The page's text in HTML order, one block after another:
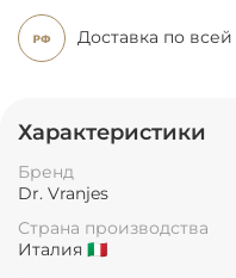
Доставка по всей
Характеристики
Бренд
Dr. Vranjes
Страна производства
Италия 🇮🇹